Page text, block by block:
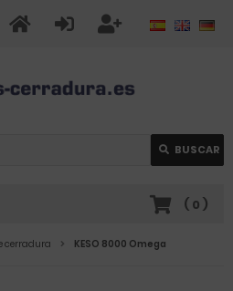
BUSCAR
( 0 )
cerradura KESO 8000 Omega